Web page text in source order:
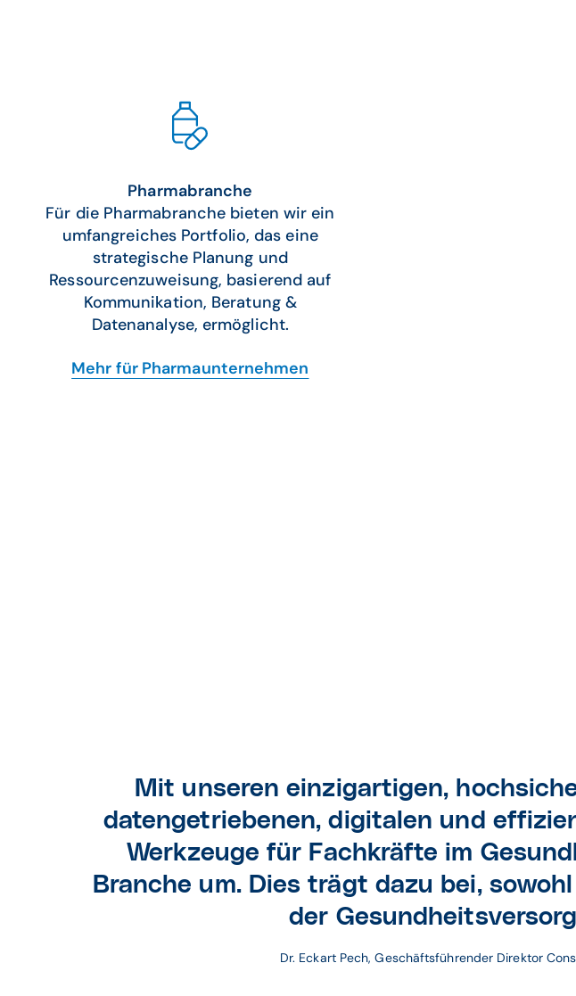
Pharmabranche
Für die Pharmabranche bieten wir ein
umfangreiches Portfolio, das eine
strategische Planung und
Ressourcenzuweisung, basierend auf
Kommunikation, Beratung &
Datenanalyse, ermöglicht.
Mehr für Pharmaunternehmen
Mit unseren einzigartigen,
datengetriebenen, digitalen und
Werkzeuge für Fachkräfte im
Branche um. Dies trägt dazu bei,
der
Dr. Eckart Pech, Geschäftsführender Direktor